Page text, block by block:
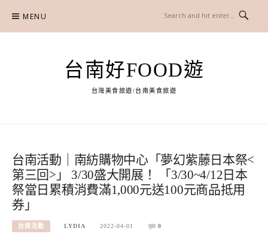
content
MENU
台南好FOOD遊
台灣美食旅遊/台南美食旅遊
台南活動｜南紡購物中心「夢幻紫藤日本祭<
第三回>」 3/30盛大開展！ 「3/30~4/12日本
祭當日累積消費滿1,000元送100元商品抵用
券」
台南活動 LYDIA 2022-04-01 0